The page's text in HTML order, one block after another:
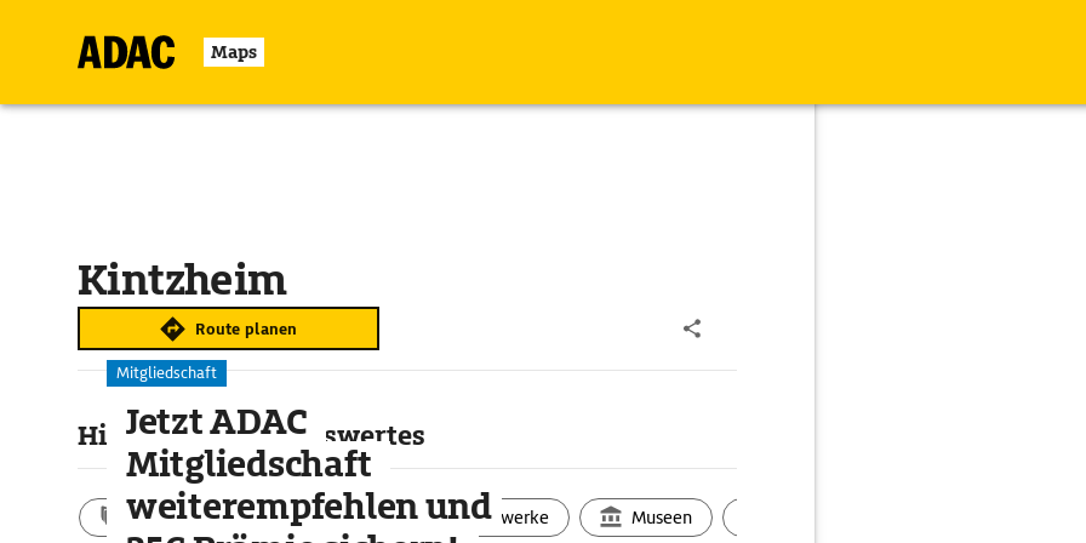
Maps
Kintzheim
Route planen
Highlights & Sehenswertes
Aktivitäten Landschaft Bauwerke Museen
Mitgliedschaft
Jetzt ADAC
Mitgliedschaft
weiterempfehlen und